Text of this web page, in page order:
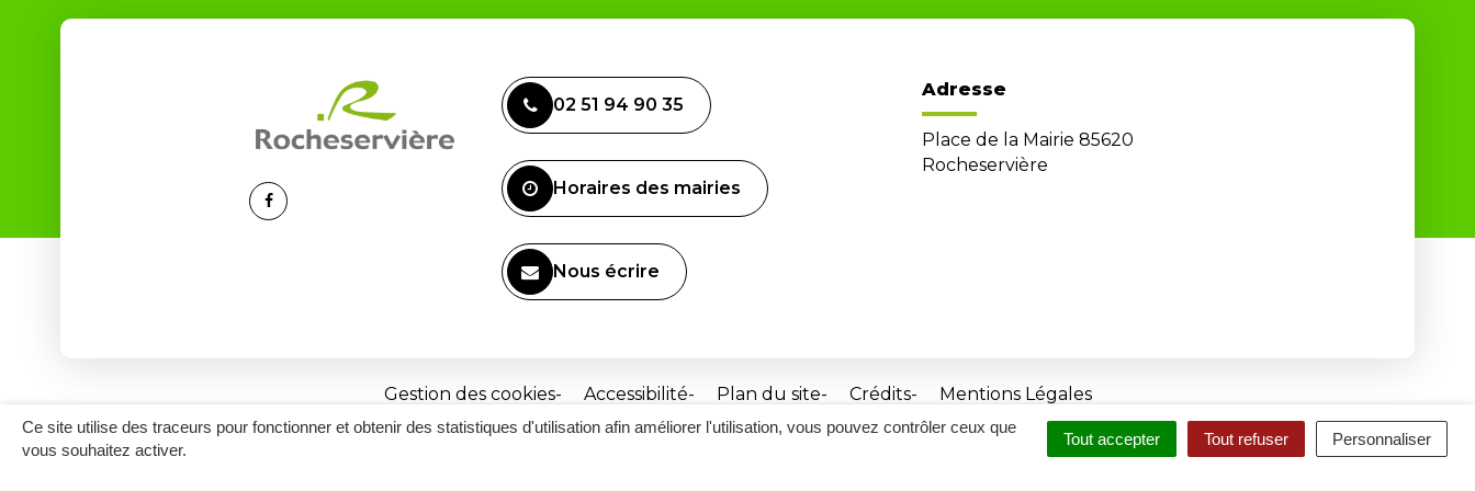
Ce site utilise des traceurs pour fonctionner et obtenir des statistiques d'utilisation afin améliorer l'utilisation, vous pouvez contrôler ceux que
vous souhaitez activer.
Tout accepter Tout refuser Personnaliser
Lien
02 51 94 90 35
Horaires des mairies
Nous écrire
Adresse
Place de la Mairie 85620
Rocheservière
Gestion des cookies Accessibilité Plan du site Crédits Mentions Légales